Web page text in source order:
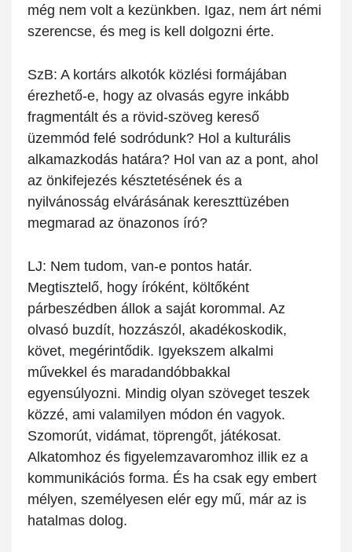
még nem volt a kezünkben. Igaz, nem árt némi
szerencse, és meg is kell dolgozni érte.
SzB: A kortárs alkotók közlési formájában
érezhető-e, hogy az olvasás egyre inkább
fragmentált és a rövid-szöveg kereső
üzemmód felé sodródunk? Hol a kulturális
alkamazkodás határa? Hol van az a pont, ahol
az önkifejezés késztetésének és a
nyilvánosság elvárásának kereszttüzében
megmarad az önazonos író?
LJ: Nem tudom, van-e pontos határ.
Megtisztelő, hogy íróként, költőként
párbeszédben állok a saját korommal. Az
olvasó buzdít, hozzászól, akadékoskodik,
követ, megérintődik. Igyekszem alkalmi
művekkel és maradandóbbakkal
egyensúlyozni. Mindig olyan szöveget teszek
közzé, ami valamilyen módon én vagyok.
Szomorút, vidámat, töprengőt, játékosat.
Alkatomhoz és figyelemzavaromhoz illik ez a
kommunikációs forma. És ha csak egy embert
mélyen, személyesen elér egy mű, már az is
hatalmas dolog.